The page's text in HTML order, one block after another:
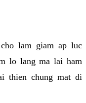
lam giam ap luc
lo lang ma lai ham
thien chung mat di